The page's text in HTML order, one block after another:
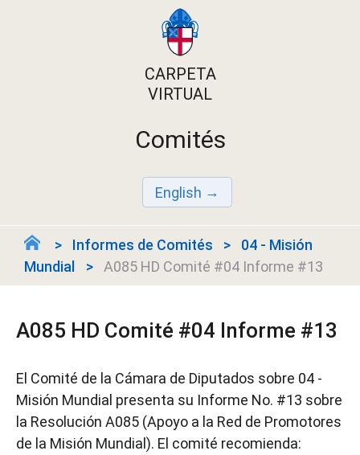
CARPETA
VIRTUAL
Comités
English
Informes de Comités
04 - Misión
Mundial
A085 HD Comité #04 Informe #13
A085 HD Comité #04 Informe #13
El Comité de la Cámara de Diputados sobre 04 -
Misión Mundial presenta su Informe No. #13 sobre
la Resolución A085 (Apoyo a la Red de Promotores
de la Misión Mundial). El comité recomienda: